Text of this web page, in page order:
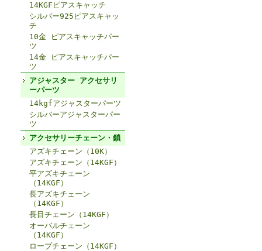
14KGFピアスキャッチ
シルバー925ピアスキャッ
チ
10金 ピアスキャッチパー
ツ
14金 ピアスキャッチパー
ツ
アジャスター アクセサリ
ーパーツ
14kgfアジャスターパーツ
シルバーアジャスターパー
ツ
アクセサリーチェーン・鎖
アズキチェーン（10K）
アズキチェーン（14KGF）
平アズキチェーン
（14KGF）
長アズキチェーン
（14KGF）
長目チェーン（14KGF）
オーバルチェーン
（14KGF）
ロープチェーン（14KGF）